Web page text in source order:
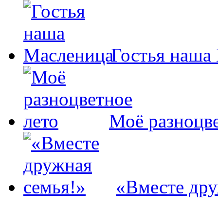
Гостья
Моё
«Вместе